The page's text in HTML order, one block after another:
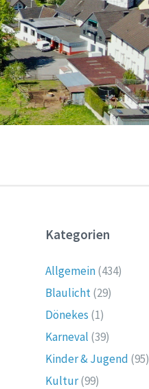
Kategorien
Allgemein(434)
Blaulicht(29)
Dönekes (1)
Karneval (39)
Kinder & Jugend (95)
Kultur(99)